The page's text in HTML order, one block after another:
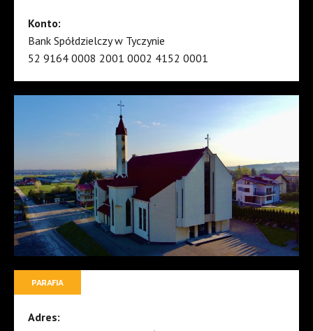
Konto:
Bank Spółdzielczy w Tyczynie
52 9164 0008 2001 0002 4152 0001
PARAFIA
Adres: